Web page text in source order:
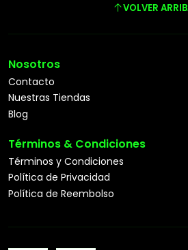
VOLVER
Nosotros
Contacto
Nuestras Tiendas
Blog
Términos & Condiciones
Términos y Condiciones
Política de Privacidad
Política de Reembolso